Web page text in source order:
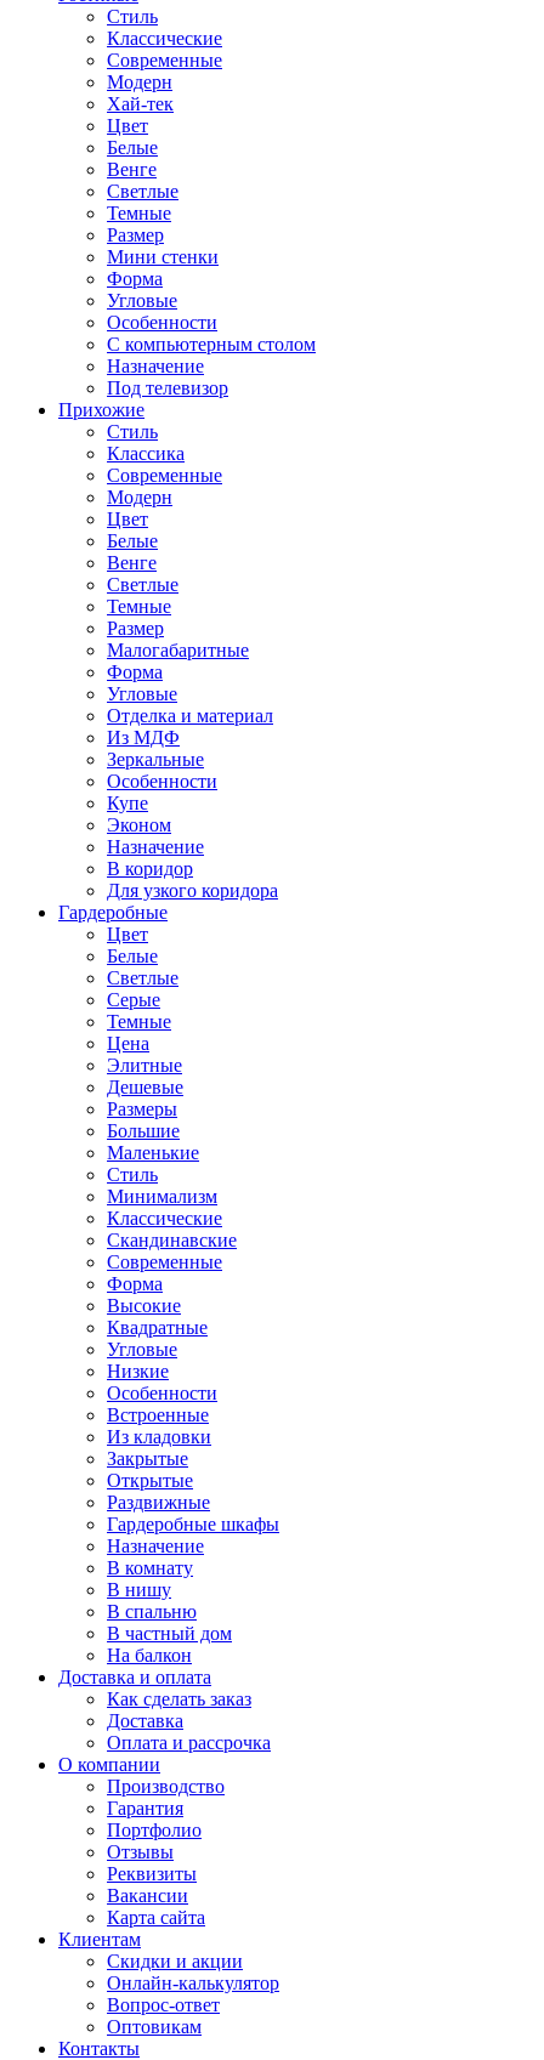
Стиль
Классические
Современные
Модерн
Хай-тек
Цвет
Белые
Венге
Светлые
Темные
Размер
Мини стенки
Форма
Угловые
Особенности
С компьютерным столом
Назначение
Под телевизор
Прихожие
Стиль
Классика
Современные
Модерн
Цвет
Белые
Венге
Светлые
Темные
Размер
Малогабаритные
Форма
Угловые
Отделка и материал
Из МДФ
Зеркальные
Особенности
Купе
Эконом
Назначение
В коридор
Для узкого коридора
Гардеробные
Цвет
Белые
Светлые
Серые
Темные
Цена
Элитные
Дешевые
Размеры
Большие
Маленькие
Стиль
Минимализм
Классические
Скандинавские
Современные
Форма
Высокие
Квадратные
Угловые
Низкие
Особенности
Встроенные
Из кладовки
Закрытые
Открытые
Раздвижные
Гардеробные шкафы
Назначение
В комнату
В нишу
В спальню
В частный дом
На балкон
Доставка и оплата
Как сделать заказ
Доставка
Оплата и рассрочка
О компании
Производство
Гарантия
Портфолио
Отзывы
Реквизиты
Вакансии
Карта сайта
Клиентам
Скидки и акции
Онлайн-калькулятор
Вопрос-ответ
Оптовикам
Контакты